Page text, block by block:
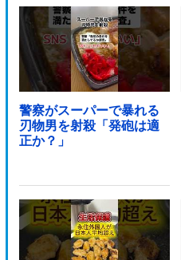
警察がスーパーで暴れる
刃物男を射殺「発砲は適
正か？」